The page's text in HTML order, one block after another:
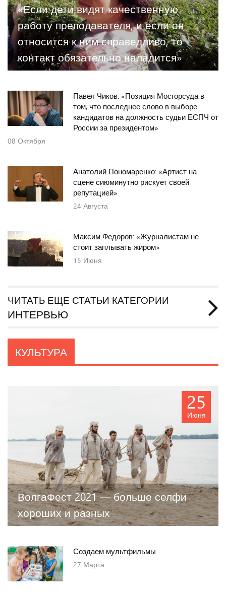
«Если дети видят качественную
работу преподавателя, и если он
относится к ним справедливо, то
контакт обязательно наладится»
Павел Чиков: «Позиция Мосгорсуда в
том, что последнее слово в выборе
кандидатов на должность судьи ЕСПЧ от
России за президентом»
08 Октября
Анатолий Пономаренко: «Артист на
сцене сиюминутно рискует своей
репутацией»
24 Августа
Максим Федоров: «Журналистам не
стоит заплывать жиром»
15 Июня
ЧИТАТЬ ЕЩЕ СТАТЬИ КАТЕГОРИИ
ИНТЕРВЬЮ
КУЛЬТУРА
ВолгаФест 2021 — больше селфи
хороших и разных
25
Июня
Создаем мультфильмы
27 Марта